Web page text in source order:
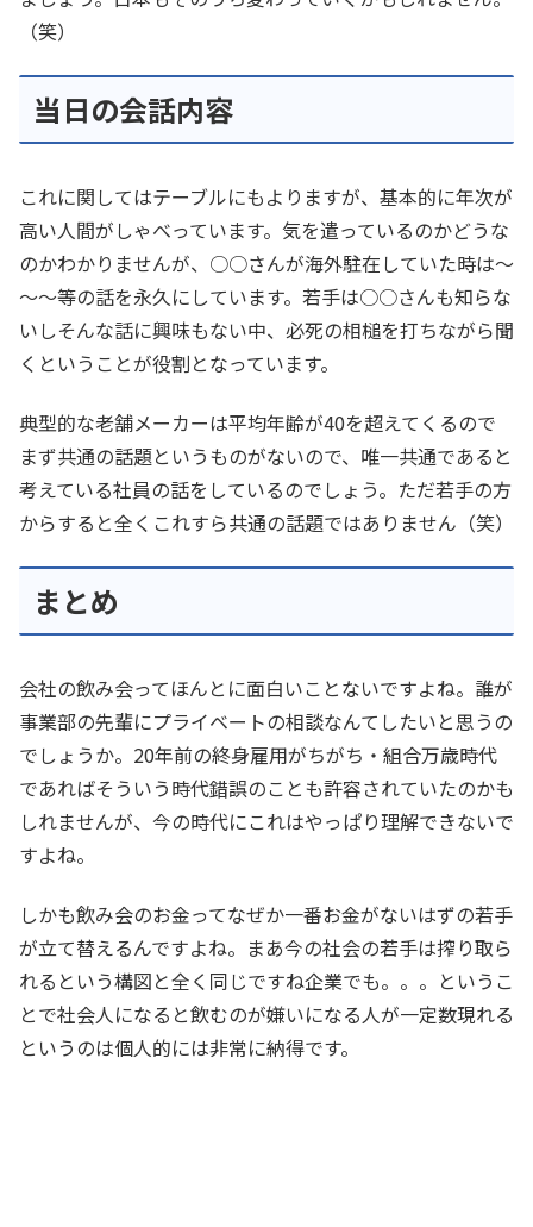
（笑）
当日の会話内容
これに関してはテーブルにもよりますが、基本的に年次が
高い人間がしゃべっています。気を遣っているのかどうな
のかわかりませんが、○○さんが海外駐在していた時は～
～～等の話を永久にしています。若手は○○さんも知らな
いしそんな話に興味もない中、必死の相槌を打ちながら聞
くということが役割となっています。
典型的な老舗メーカーは平均年齢が40を超えてくるので
まず共通の話題というものがないので、唯一共通であると
考えている社員の話をしているのでしょう。ただ若手の方
からすると全くこれすら共通の話題ではありません（笑）
まとめ
会社の飲み会ってほんとに面白いことないですよね。誰が
事業部の先輩にプライベートの相談なんてしたいと思うの
でしょうか。20年前の終身雇用がちがち・組合万歳時代
であればそういう時代錯誤のことも許容されていたのかも
しれませんが、今の時代にこれはやっぱり理解できないで
すよね。
しかも飲み会のお金ってなぜか一番お金がないはずの若手
が立て替えるんですよね。まあ今の社会の若手は搾り取ら
れるという構図と全く同じですね企業でも。。。というこ
とで社会人になると飲むのが嫌いになる人が一定数現れる
というのは個人的には非常に納得です。